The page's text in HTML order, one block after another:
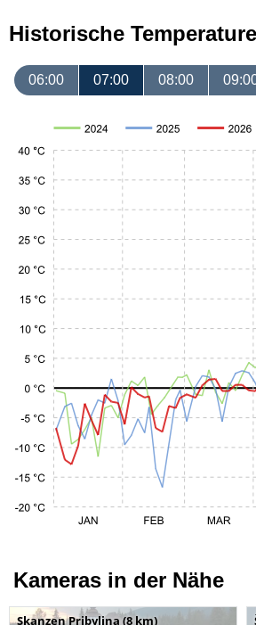
Historische
06:00 07:00 08:00
Kameras in der Nähe
Skanzen Pribylina (8 km)